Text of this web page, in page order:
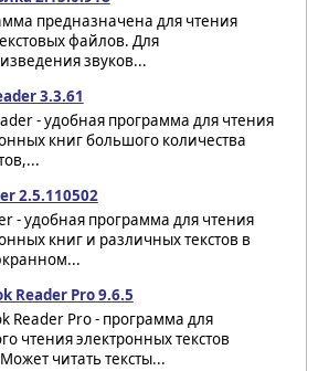
предназначена для чтения
файлов. Для
звуков...
3.3.61
- удобная программа для чтения
книг большого количества
2.5.110502
- удобная программа для чтения
книг и различных текстов в
Reader Pro 9.6.5
Reader Pro - программа для
чтения электронных текстов
читать тексты...